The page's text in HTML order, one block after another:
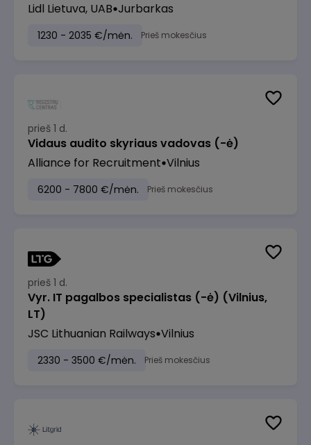
Lidl Lietuva, UAB Jurbarkas
1230 - 2035 €/mėn. Prieš mokesčius
prieš 1 d.
Vidaus audito skyriaus vadovas (-ė)
Alliance for Recruitment Vilnius
6200 - 7800 €/mėn. Prieš mokesčius
prieš 1 d.
Vyr. IT pagalbos specialistas (-ė) (Vilnius,
LT)
JSC Lithuanian Railways Vilnius
2330 - 3500 €/mėn. Prieš mokesčius